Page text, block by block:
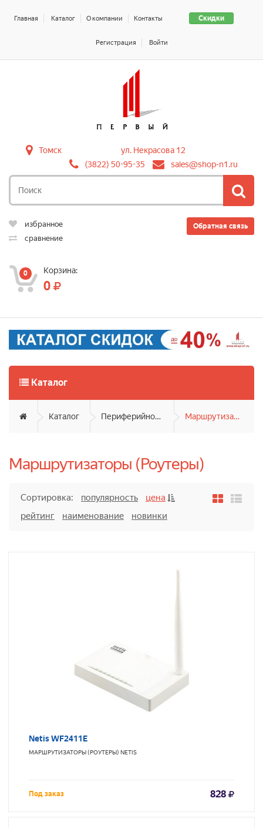
Скидки
Главная Каталог О компании Контакты
Регистрация Войти
Томск
ул. Некрасова 12
(3822) 50-95-35
sales@shop-n1.ru
Обратная связь
избранное
сравнение
0 Корзина:
0
Каталог
Каталог Периферийное оборудование Маршрутизаторы (Роутеры)
Маршрутизаторы (Роутеры)
Сортировка: популярность
цена
рейтинг
наименование новинки
Netis WF2411E
МАРШРУТИЗАТОРЫ (РОУТЕРЫ) NETIS
Под заказ 828